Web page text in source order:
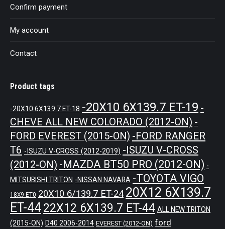
Confirm payment
My account
Contact
Product tags
-20X10 6X139.7 ET-18 -20X10 6X139.7 ET-19 -
CHEVE ALL NEW COLORADO (2012-ON) -
FORD EVEREST (2015-ON) -FORD RANGER
T6 -ISUZU V-CROSS (2012-2019) -ISUZU V-CROSS
(2012-ON) -MAZDA BT50 PRO (2012-ON) -
MITSUBISHI TRITON -NISSAN NAVARA -TOYOTA VIGO
18X9 ET0 20X10 6/139.7 ET-24 20X12 6X139.7
ET-4422X12 6X139.7 ET-44 ALL NEW TRITON
(2015-ON) D40 2006-2014 EVEREST (2012-ON) ford